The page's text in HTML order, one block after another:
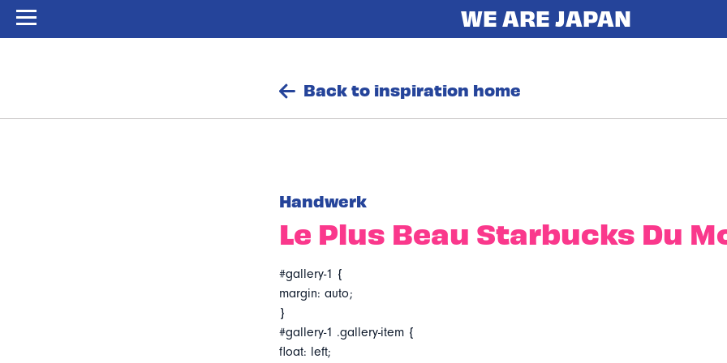
Back to inspiration home
Handwerk
Le Plus Beau Starbucks Du
#gallery-1 {
margin: auto;
}
#gallery-1 .gallery-item {
float: left;